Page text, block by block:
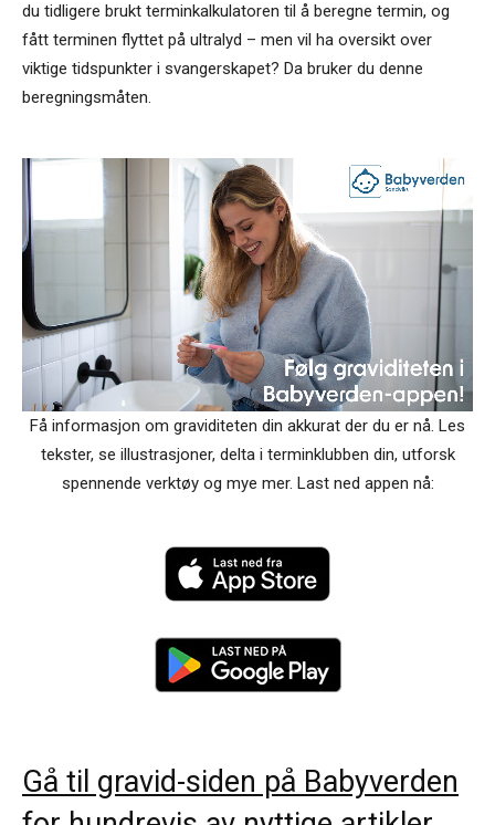
du tidligere brukt terminkalkulatoren til å beregne termin, og
fått terminen flyttet på ultralyd – men vil ha oversikt over
viktige tidspunkter i svangerskapet? Da bruker du denne
beregningsmåten.
Få informasjon om graviditeten din akkurat der du er nå. Les
tekster, se illustrasjoner, delta i terminklubben din, utforsk
spennende verktøy og mye mer. Last ned appen nå:
Gå til gravid-siden på Babyverden